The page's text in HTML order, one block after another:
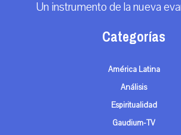
Un instrumento de la nueva
Categorías
América Latina
Análisis
Espiritualidad
Gaudium-TV